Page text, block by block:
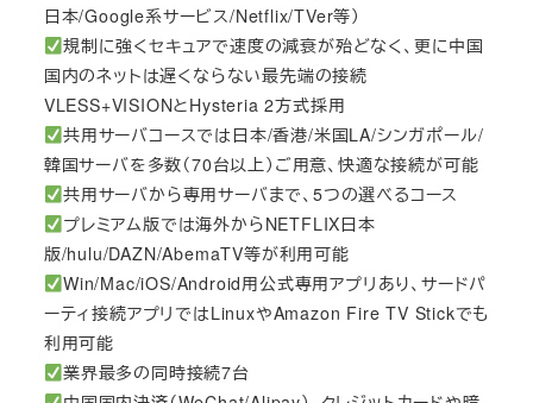
日本/Google系サービス/Netflix/TVer等）
規制に強くセキュアで速度の減衰が殆どなく、更に中国
国内のネットは遅くならない最先端の接続
VLESS+VISIONとHysteria 2方式採用
共用サーバコースでは日本/香港/米国LA/シンガポール/
韓国サーバを多数（70台以上）ご用意、快適な接続が可能
共用サーバから専用サーバまで、5つの選べるコース
プレミアム版では海外からNETFLIX日本
版/hulu/DAZN/AbemaTV等が利用可能
Win/Mac/iOS/Android用公式専用アプリあり、サードパ
ーティ接続アプリではLinuxやAmazon Fire TV Stickでも
利用可能
業界最多の同時接続7台